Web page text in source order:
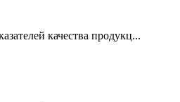
качества продукц...